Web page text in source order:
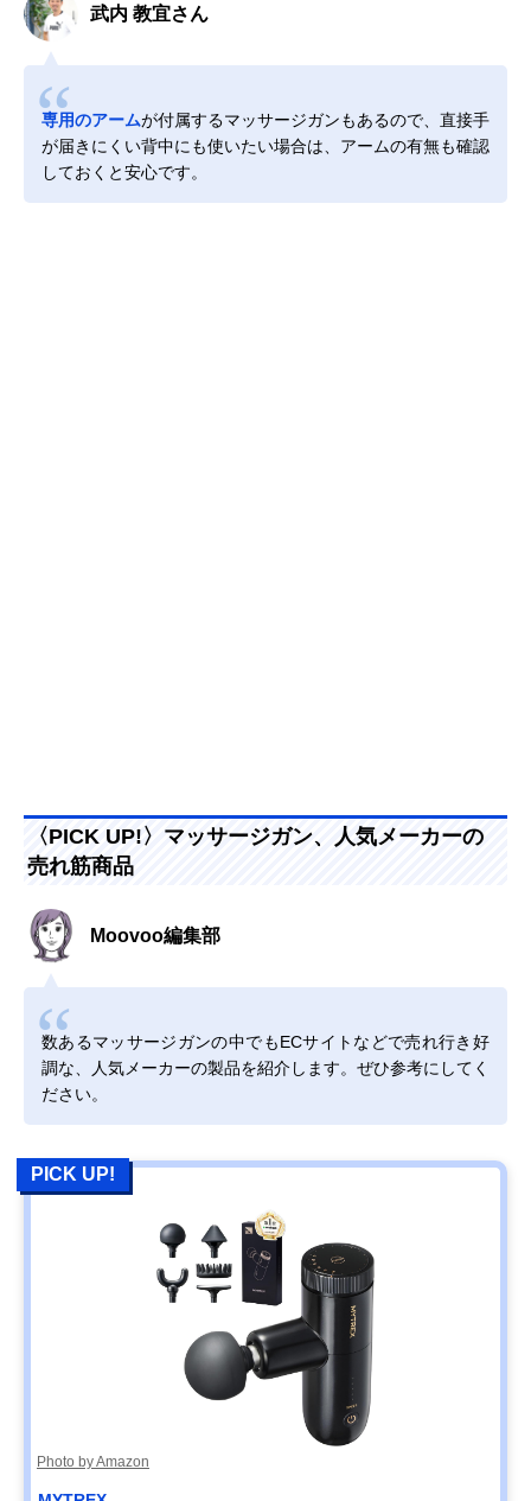
武内 教宜さん
専用のアームが付属するマッサージガンもあるので、直接手
が届きにくい背中にも使いたい場合は、アームの有無も確認
しておくと安心です。
〈PICK UP!〉マッサージガン、人気メーカーの
売れ筋商品
Moovoo編集部
数あるマッサージガンの中でもECサイトなどで売れ行き好
調な、人気メーカーの製品を紹介します。ぜひ参考にしてく
ださい。
PICK UP!
Photo by Amazon